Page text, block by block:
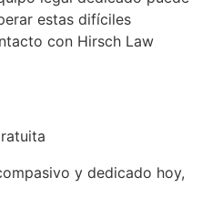
estas difíciles
con Hirsch Law
y dedicado hoy,